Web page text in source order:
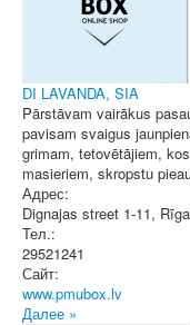
DI LAVANDA, SIA
Pārstāvam vairākus
pavisam svaigus
grimam, tetovētājiem,
masieriem, skropstu
Адрес:
Dignajas street 1-11, Rīga
Тел.:
29521241
Сайт:
www.pmubox.lv
Далее »